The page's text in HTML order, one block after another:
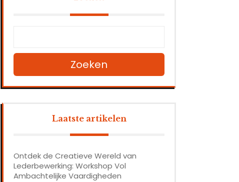
Zoeken
Laatste artikelen
Ontdek de Creatieve Wereld van
Lederbewerking: Workshop Vol
Ambachtelijke Vaardigheden